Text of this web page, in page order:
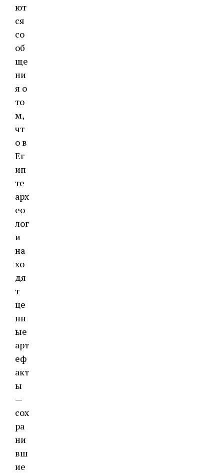
ют
ся
со
об
ще
ни
я о
то
м,
чт
о в
Ег
ип
те
арх
ео
лог
и
на
хо
дя
т
це
нн
ые
арт
еф
акт
ы
—
сох
ра
ни
вш
ие